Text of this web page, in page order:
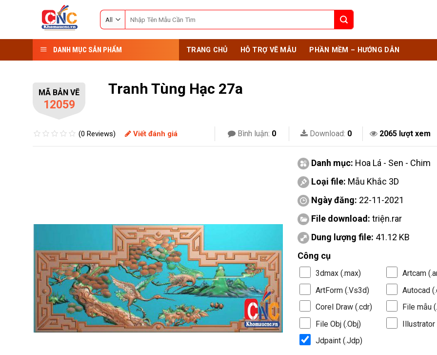
for:
DANH MỤC SẢN PHẨM TRANG CHỦ HỖ TRỢ VẼ MẪU PHẦN MỀM – HƯỚNG DẪN
MÃ BẢN VẼ
12059
Tranh Tùng Hạc 27a
(0 Reviews) Viết đánh giá Bình luận: 0 Download: 0 2065 lượt xem
Danh mục: Hoa Lá - Sen - Chim
Loại file: Mẫu Khắc 3D
Ngày đăng: 22-11-2021
File download: triện.rar
Dung lượng file: 41.12 KB
Công cụ
3dmax (.max)
Artcam
ArtForm (.Vs3d)
Autocad
Corel Draw (.cdr)
File mẫu
File Obj (.Obj)
Illustrator
Jdpaint (.Jdp)